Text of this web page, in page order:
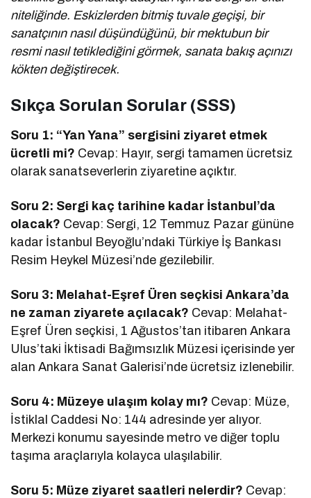
niteliğinde. Eskizlerden bitmiş tuvale geçişi, bir
sanatçının nasıl düşündüğünü, bir mektubun bir
resmi nasıl tetiklediğini görmek, sanata bakış açınızı
kökten değiştirecek.
Sıkça Sorulan Sorular (SSS)
Soru 1: “Yan Yana” sergisini ziyaret etmek
ücretli mi? Cevap: Hayır, sergi tamamen ücretsiz
olarak sanatseverlerin ziyaretine açıktır.
Soru 2: Sergi kaç tarihine kadar İstanbul’da
olacak? Cevap: Sergi, 12 Temmuz Pazar gününe
kadar İstanbul Beyoğlu’ndaki Türkiye İş Bankası
Resim Heykel Müzesi’nde gezilebilir.
Soru 3: Melahat-Eşref Üren seçkisi Ankara’da
ne zaman ziyarete açılacak? Cevap: Melahat-
Eşref Üren seçkisi, 1 Ağustos’tan itibaren Ankara
Ulus’taki İktisadi Bağımsızlık Müzesi içerisinde yer
alan Ankara Sanat Galerisi’nde ücretsiz izlenebilir.
Soru 4: Müzeye ulaşım kolay mı? Cevap: Müze,
İstiklal Caddesi No: 144 adresinde yer alıyor.
Merkezi konumu sayesinde metro ve diğer toplu
taşıma araçlarıyla kolayca ulaşılabilir.
Soru 5: Müze ziyaret saatleri nelerdir? Cevap: